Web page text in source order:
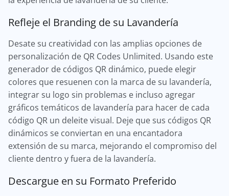
Refleje el Branding de su Lavandería
Desate su creatividad con las amplias opciones de
personalización de QR Codes Unlimited. Usando este
generador de códigos QR dinámico, puede elegir
colores que resuenen con la marca de su lavandería,
integrar su logo sin problemas e incluso agregar
gráficos temáticos de lavandería para hacer de cada
código QR un deleite visual. Deje que sus códigos QR
dinámicos se conviertan en una encantadora
extensión de su marca, mejorando el compromiso del
cliente dentro y fuera de la lavandería.
Descargue en su Formato Preferido